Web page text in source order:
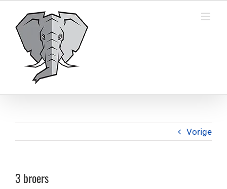
inhoud
Vorige
3 broers